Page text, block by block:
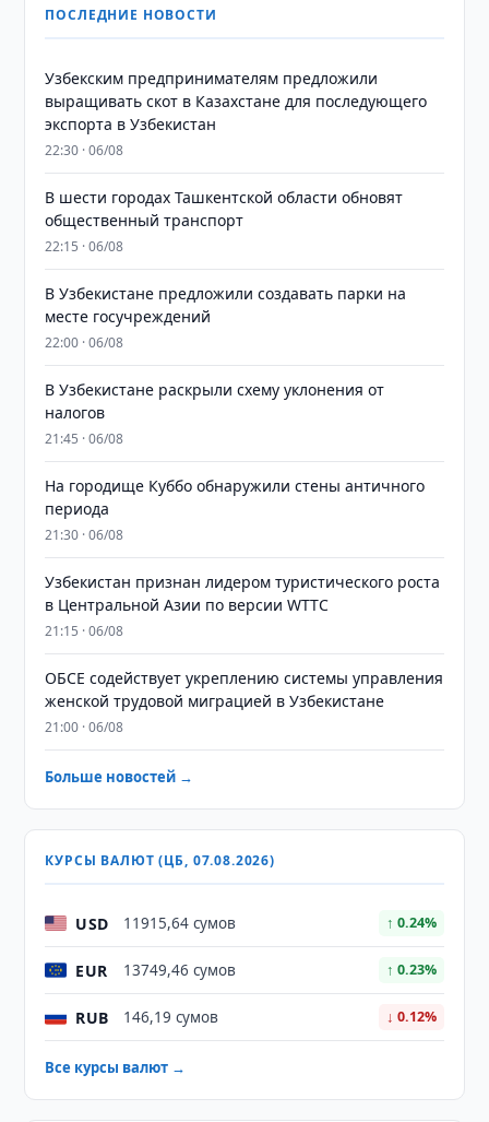
ПОСЛЕДНИЕ НОВОСТИ
Узбекским предпринимателям предложили
выращивать скот в Казахстане для последующего
экспорта в Узбекистан
22:30 · 06/08
В шести городах Ташкентской области обновят
общественный транспорт
22:15 · 06/08
В Узбекистане предложили создавать парки на
месте госучреждений
22:00 · 06/08
В Узбекистане раскрыли схему уклонения от
налогов
21:45 · 06/08
На городище Куббо обнаружили стены античного
периода
21:30 · 06/08
Узбекистан признан лидером туристического роста
в Центральной Азии по версии WTTC
21:15 · 06/08
ОБСЕ содействует укреплению системы управления
женской трудовой миграцией в Узбекистане
21:00 · 06/08
Больше новостей →
КУРСЫ ВАЛЮТ (ЦБ, 07.08.2026)
USD 11915,64 сумов ↑ 0.24%
EUR 13749,46 сумов ↑ 0.23%
RUB 146,19 сумов ↓ 0.12%
Все курсы валют →